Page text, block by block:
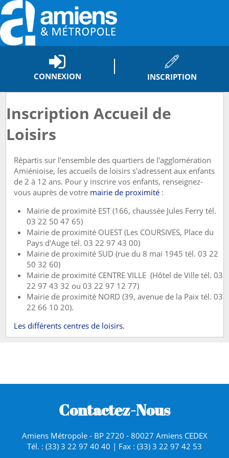
CONNEXION INSCRIPTION
Inscription Accueil de
Loisirs
Répartis sur l'ensemble des quartiers de l'agglomération
Amiénioise, les accueils de loisirs s'adressent aux enfants
de 2 à 12 ans. Pour y inscrire vos enfants, renseignez-
vous auprès de votre mairie de proximité:
Mairie de proximité EST (166, chaussée Jules Ferry tél.
03 22 50 47 65)
Mairie de proximité OUEST (Les COURSIVES, Place du
Pays d'Auge tél. 03 22 97 43 00)
Mairie de proximité SUD (rue du 8 mai 1945 tél. 03 22
50 32 60)
Mairie de proximité CENTRE VILLE (Hôtel de Ville tél. 03
22 97 43 32 ou 03 22 97 12 77)
Mairie de proximité NORD (39, avenue de la Paix tél. 03
22 66 10 20).
Les différents centres de loisirs.
Contactez-Nous
Amiens Métropole - BP 2720 - 80027 Amiens CEDEX
Tél. : (33) 3 22 97 40 40 | Fax : (33) 3 22 97 42 53